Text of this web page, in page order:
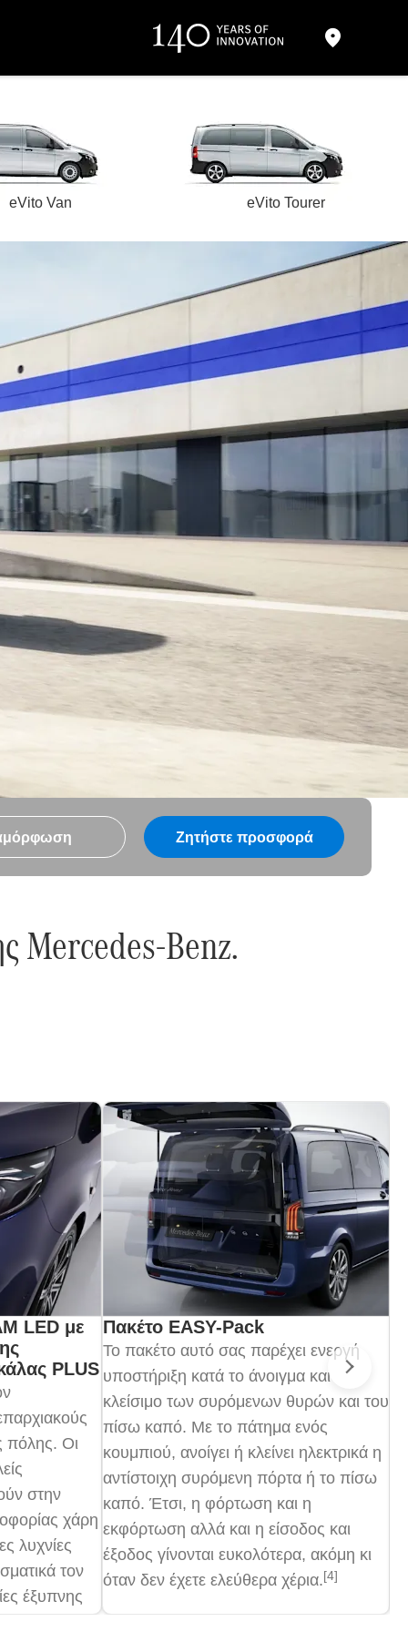
eVito Van eVito Tourer
Ζητήστε προσφορά
Mercedes-Benz.
LED με
PLUS
πόλης. Οι
στην
χάρη
λυχνίες
τον
έξυπνης
Πακέτο EASY-Pack
Το πακέτο αυτό σας παρέχει ενεργή
υποστήριξη κατά το άνοιγμα και
κλείσιμο των συρόμενων θυρών και του
πίσω καπό. Με το πάτημα ενός
κουμπιού, ανοίγει ή κλείνει ηλεκτρικά η
αντίστοιχη συρόμενη πόρτα ή το πίσω
καπό. Έτσι, η φόρτωση και η
εκφόρτωση αλλά και η είσοδος και
έξοδος γίνονται ευκολότερα, ακόμη κι
όταν δεν έχετε ελεύθερα χέρια.[4]